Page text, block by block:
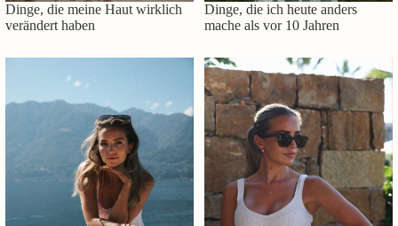
Dinge, die meine Haut wirklich
verändert haben
Dinge, die ich heute anders
mache als vor 10 Jahren